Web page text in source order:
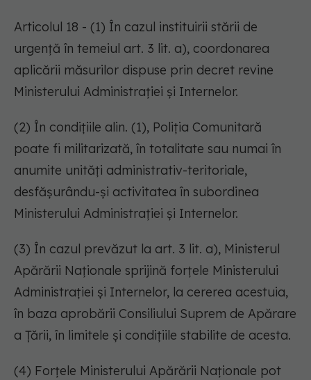
Articolul 18 - (1) În cazul instituirii stării de
urgență în temeiul art. 3 lit. a), coordonarea
aplicării măsurilor dispuse prin decret revine
Ministerului Administrației și Internelor.
(2) În condițiile alin. (1), Poliția Comunitară
poate fi militarizată, în totalitate sau numai în
anumite unități administrativ-teritoriale,
desfășurându-și activitatea în subordinea
Ministerului Administrației și Internelor.
(3) În cazul prevăzut la art. 3 lit. a), Ministerul
Apărării Naționale sprijină forțele Ministerului
Administrației și Internelor, la cererea acestuia,
în baza aprobării Consiliului Suprem de Apărare
a Țării, în limitele și condițiile stabilite de acesta.
(4) Forțele Ministerului Apărării Naționale pot